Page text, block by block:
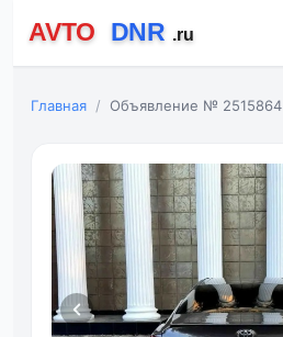
Главная Объявление № 2515864